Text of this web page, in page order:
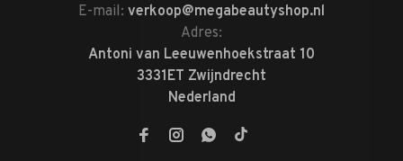
E-mail: verkoop@megabeautyshop.nl
Adres:
Antoni van Leeuwenhoekstraat 10
3331ET Zwijndrecht
Nederland